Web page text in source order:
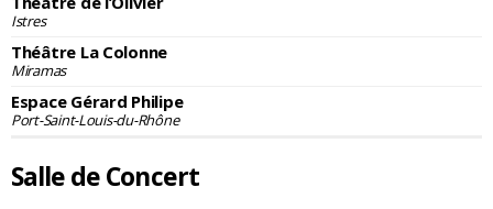
Istres
Théâtre La Colonne
Miramas
Espace Gérard Philipe
Port-Saint-Louis-du-Rhône
Salle de Concert